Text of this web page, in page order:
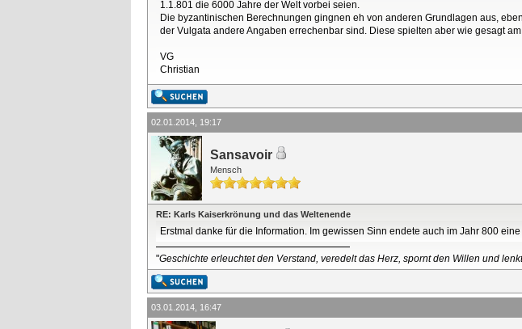
1.1.801 die 6000 Jahre der Welt vorbei seien.
Die byzantinischen Berechnungen gingnen eh von anderen Grundlagen aus,
der Vulgata andere Angaben errechenbar sind. Diese spielten aber wie gesagt
VG
Christian
02.01.2014, 19:17
Sansavoir
Mensch
RE: Karls Kaiserkrönung und das Weltenende
Erstmal danke für die Information. Im gewissen Sinn endete auch im Jahr 800
"Geschichte erleuchtet den Verstand, veredelt das Herz, spornt den Willen und
03.01.2014, 16:47